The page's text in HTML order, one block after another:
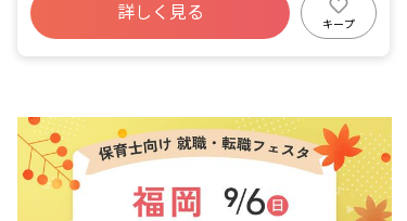
昇給昇進あり
産休育休制度
詳しく見る
キープ